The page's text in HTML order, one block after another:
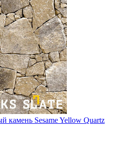
камень Sesame Yellow Quartz